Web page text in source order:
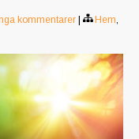
kommentarer | Hem